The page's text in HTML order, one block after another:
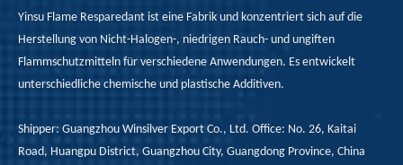
Zusammengesetzte Flammschutzmittel, geben Sie Ihnen neue Ideen für Flammschutzmittel!
Yinsu Flame Resparedant ist eine Fabrik und konzentriert sich auf die
Herstellung von Nicht-Halogen-, niedrigen Rauch- und ungiften
Flammschutzmitteln für verschiedene Anwendungen. Es entwickelt
unterschiedliche chemische und plastische Additiven.
Shipper: Guangzhou Winsilver Export Co., Ltd. Office: No. 26, Kaitai
Road, Huangpu District, Guangzhou City, Guangdong Province, China